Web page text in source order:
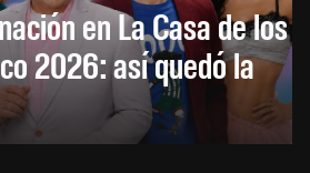
en La Casa de los
2026: así quedó la